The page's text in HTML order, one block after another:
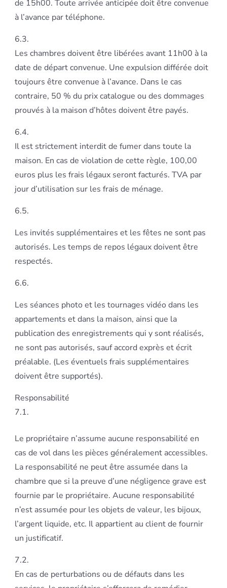
de 15h00. Toute arrivée anticipée doit être convenue
à l’avance par téléphone.
6.3.
Les chambres doivent être libérées avant 11h00 à la
date de départ convenue. Une expulsion différée doit
toujours être convenue à l’avance. Dans le cas
contraire, 50 % du prix catalogue ou des dommages
prouvés à la maison d’hôtes doivent être payés.
6.4.
Il est strictement interdit de fumer dans toute la
maison. En cas de violation de cette règle, 100,00
euros plus les frais légaux seront facturés. TVA par
jour d’utilisation sur les frais de ménage.
6.5.
Les invités supplémentaires et les fêtes ne sont pas
autorisés. Les temps de repos légaux doivent être
respectés.
6.6.
Les séances photo et les tournages vidéo dans les
appartements et dans la maison, ainsi que la
publication des enregistrements qui y sont réalisés,
ne sont pas autorisés, sauf accord exprès et écrit
préalable. (Les éventuels frais supplémentaires
doivent être supportés).
Responsabilité
7.1.
Le propriétaire n’assume aucune responsabilité en
cas de vol dans les pièces généralement accessibles.
La responsabilité ne peut être assumée dans la
chambre que si la preuve d’une négligence grave est
fournie par le propriétaire. Aucune responsabilité
n’est assumée pour les objets de valeur, les bijoux,
l’argent liquide, etc. Il appartient au client de fournir
un justificatif.
7.2.
En cas de perturbations ou de défauts dans les